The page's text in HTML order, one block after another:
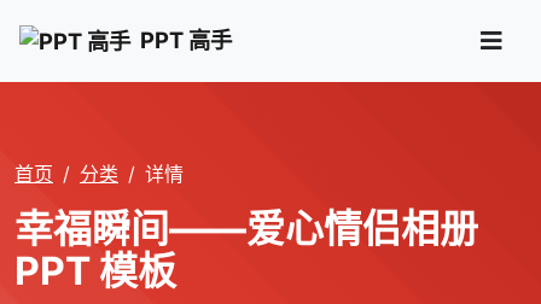
PPT 高手
首页 分类 详情
幸福瞬间――爱心情侣相册
PPT 模板